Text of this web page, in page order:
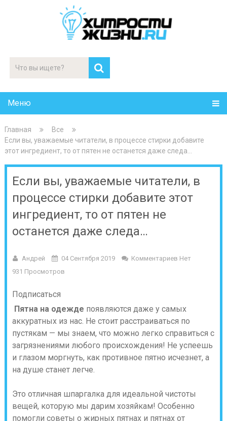
Меню
Главная
Все
Если вы, уважаемые читатели, в процессе стирки добавите
этот ингредиент, то от пятен не останется даже следа…
Если вы, уважаемые читатели, в
процессе стирки добавите этот
ингредиент, то от пятен не
останется даже следа…
Андрей 04 Сентября 2019
Комментариев Нет
931 Просмотров
Подписаться
Пятна на одежде появляются даже у самых
аккуратных из нас. Не стоит расстраиваться по
пустякам — мы знаем, что можно легко справиться с
загрязнениями любого происхождения! Не успеешь
и глазом моргнуть, как противное пятно исчезнет, а
на душе станет легче.
Это отличная шпаргалка для идеальной чистоты
вещей, которую мы дарим хозяйкам! Особенно
помогли советы о жирных пятнах и пятнах от